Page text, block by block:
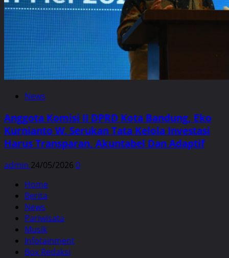
News
Anggota Komisi II DPRD Kota Bandung, Eko
Kurnianto W. Serukan Tata Kelola Investasi
Harus Transparan, Akuntabel Dan Adaptif
admin 24/05/2026 0
Home
Berita
News
Pariwisata
Musik
Infotainment
Box Redaksi